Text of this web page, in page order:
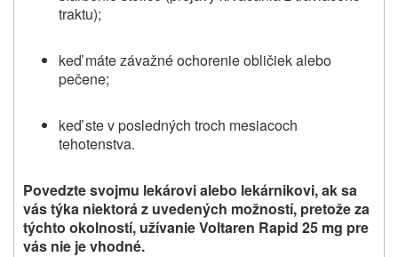
traktu);
keď máte závažné ochorenie obličiek alebo
pečene;
keď ste v posledných troch mesiacoch
tehotenstva.
Povedzte svojmu lekárovi alebo lekárnikovi, ak sa
vás týka niektorá z uvedených možností, pretože za
týchto okolností, užívanie Voltaren Rapid 25 mg pre
vás nie je vhodné.